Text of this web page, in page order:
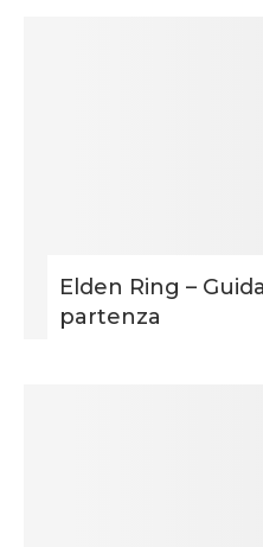
Elden Ring –
partenza